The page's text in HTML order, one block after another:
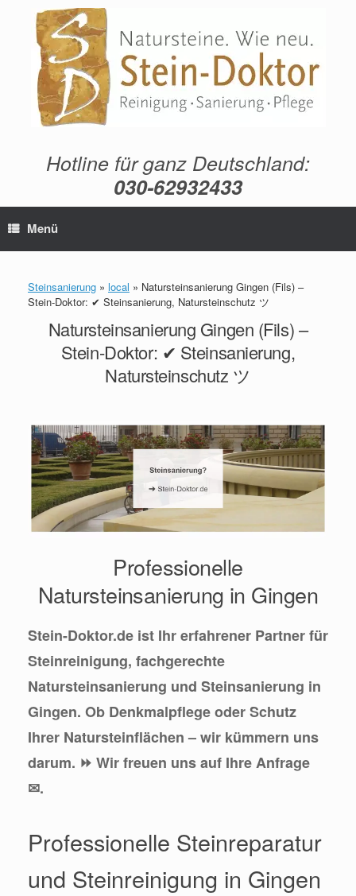
springen
Hotline für ganz Deutschland:
030-62932433
Menü
Steinsanierung » local » Natursteinsanierung Gingen (Fils) –
Stein-Doktor: ✔ Steinsanierung, Natursteinschutz ツ
Natursteinsanierung Gingen (Fils) –
Stein-Doktor: ✔ Steinsanierung,
Natursteinschutz ツ
Professionelle
Natursteinsanierung in Gingen
Stein-Doktor.de ist Ihr erfahrener Partner für
Steinreinigung, fachgerechte
Natursteinsanierung und Steinsanierung in
Gingen. Ob Denkmalpflege oder Schutz
Ihrer Natursteinflächen – wir kümmern uns
darum. ⏩ Wir freuen uns auf Ihre Anfrage
✉.
Professionelle Steinreparatur
und Steinreinigung in Gingen